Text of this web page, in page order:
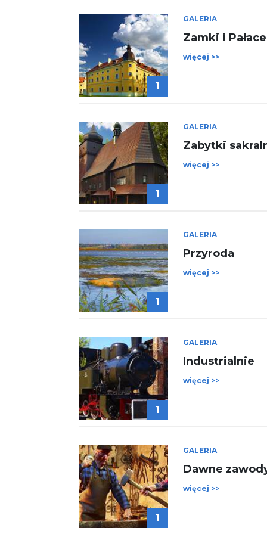
1
GALERIA
Zamki i Pałace
więcej >>
1
GALERIA
Zabytki
więcej >>
1
GALERIA
Przyroda
więcej >>
1
GALERIA
Industrialnie
więcej >>
1
GALERIA
Dawne
więcej >>